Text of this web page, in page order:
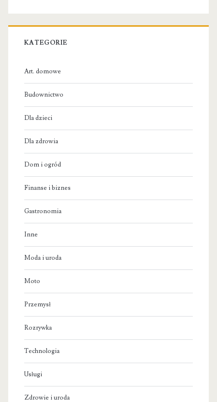
KATEGORIE
Art. domowe
Budownictwo
Dla dzieci
Dla zdrowia
Dom i ogród
Finanse i biznes
Gastronomia
Inne
Moda i uroda
Moto
Przemysł
Rozrywka
Technologia
Usługi
Zdrowie i uroda